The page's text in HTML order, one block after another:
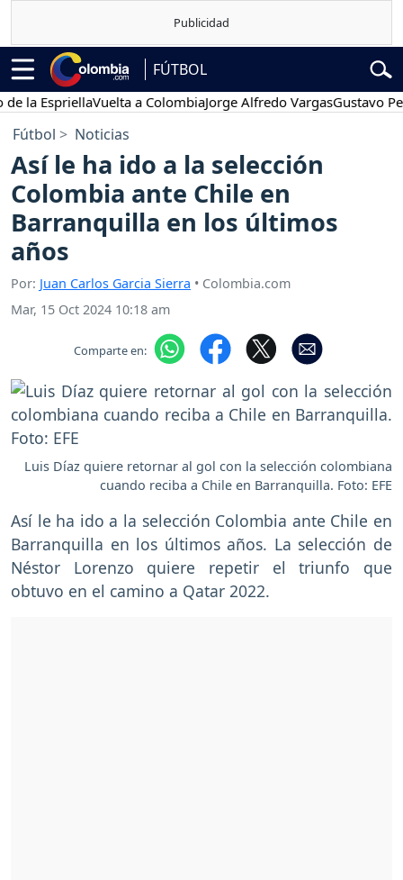
FÚTBOL
Vuelta a ColombiaJorge Alfredo VargasGustavo Petro
Fútbol Noticias
Así le ha ido a la selección
Colombia ante Chile en
Barranquilla en los últimos
años
Por: Juan Carlos Garcia Sierra • Colombia.com
Mar, 15 Oct 2024 10:18 am
Comparte en:
Luis Díaz quiere retornar al gol con la selección colombiana
cuando reciba a Chile en Barranquilla. Foto: EFE
Así le ha ido a la selección Colombia ante Chile en
Barranquilla en los últimos años. La selección de
Néstor Lorenzo quiere repetir el triunfo que
obtuvo en el camino a Qatar 2022.